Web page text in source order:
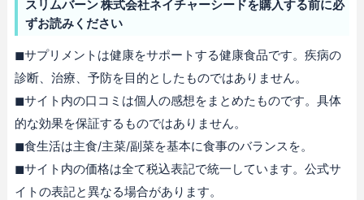
スリムバーン 株式会社ネイチャーシードを購入する前に必
ずお読みください
◼︎サプリメントは健康をサポートする健康食品です。疾病の
診断、治療、予防を目的としたものではありません。
◼︎サイト内の口コミは個人の感想をまとめたものです。具体
的な効果を保証するものではありません。
◼︎食生活は主食/主菜/副菜を基本に食事のバランスを。
◼︎サイト内の価格は全て税込表記で統一しています。公式サ
イトの表記と異なる場合があります。